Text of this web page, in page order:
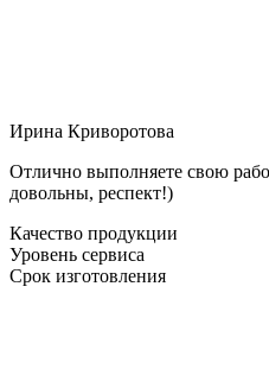
Ирина Криворотова
Отлично выполняете свою
довольны, респект!)
Качество продукции
Уровень сервиса
Срок изготовления